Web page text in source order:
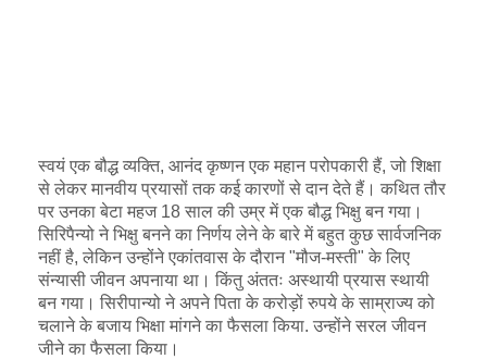
स्वयं एक बौद्ध व्यक्ति, आनंद कृष्णन एक महान परोपकारी हैं, जो शिक्षा
से लेकर मानवीय प्रयासों तक कई कारणों से दान देते हैं। कथित तौर
पर उनका बेटा महज 18 साल की उम्र में एक बौद्ध भिक्षु बन गया।
सिरिपैन्यो ने भिक्षु बनने का निर्णय लेने के बारे में बहुत कुछ सार्वजनिक
नहीं है, लेकिन उन्होंने एकांतवास के दौरान "मौज-मस्ती" के लिए
संन्यासी जीवन अपनाया था। किंतु अंततः अस्थायी प्रयास स्थायी
बन गया। सिरीपान्यो ने अपने पिता के करोड़ों रुपये के साम्राज्य को
चलाने के बजाय भिक्षा मांगने का फैसला किया. उन्होंने सरल जीवन
जीने का फैसला किया।